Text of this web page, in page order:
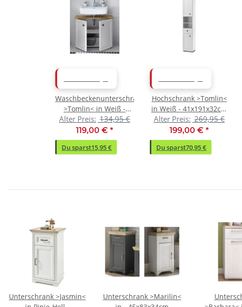
Waschbeckenunterschrank
>Tomlin< in Weiß -
84x67x32cm (BxHxT)
Alter Preis: 134,95 €
119,00 € *
Du sparst15,95 €
Hochschrank >Tomlin<
in Weiß - 41x191x32cm
(BxHxT)
Alter Preis: 269,95 €
199,00 € *
Du sparst70,95 €
Unterschrank >Jasmin<
Unterschrank >Marilin<